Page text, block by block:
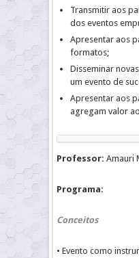
Transmitir aos
dos eventos
Apresentar aos
formatos;
Disseminar
um evento de
Apresentar aos
agregam valor
Professor: Amauri
Programa:
Conceitos
• Evento como